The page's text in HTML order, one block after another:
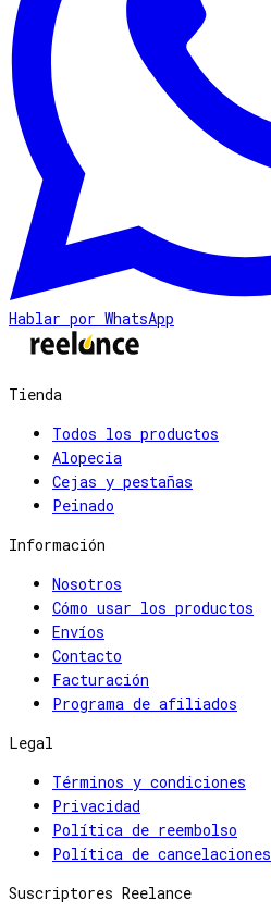
Hablar por WhatsApp
Tienda
Todos los productos
Alopecia
Cejas y pestañas
Peinado
Información
Nosotros
Cómo usar los productos
Envíos
Contacto
Facturación
Programa de afiliados
Legal
Términos y condiciones
Privacidad
Política de reembolso
Política de cancelaciones
Suscriptores Reelance